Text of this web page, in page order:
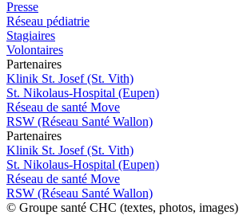
Presse
Réseau pédiatrie
Stagiaires
Volontaires
Partenaires
Klinik St. Josef (St. Vith)
St. Nikolaus-Hospital (Eupen)
Réseau de santé Move
RSW (Réseau Santé Wallon)
Partenaires
Klinik St. Josef (St. Vith)
St. Nikolaus-Hospital (Eupen)
Réseau de santé Move
RSW (Réseau Santé Wallon)
© Groupe santé CHC (textes, photos, images)